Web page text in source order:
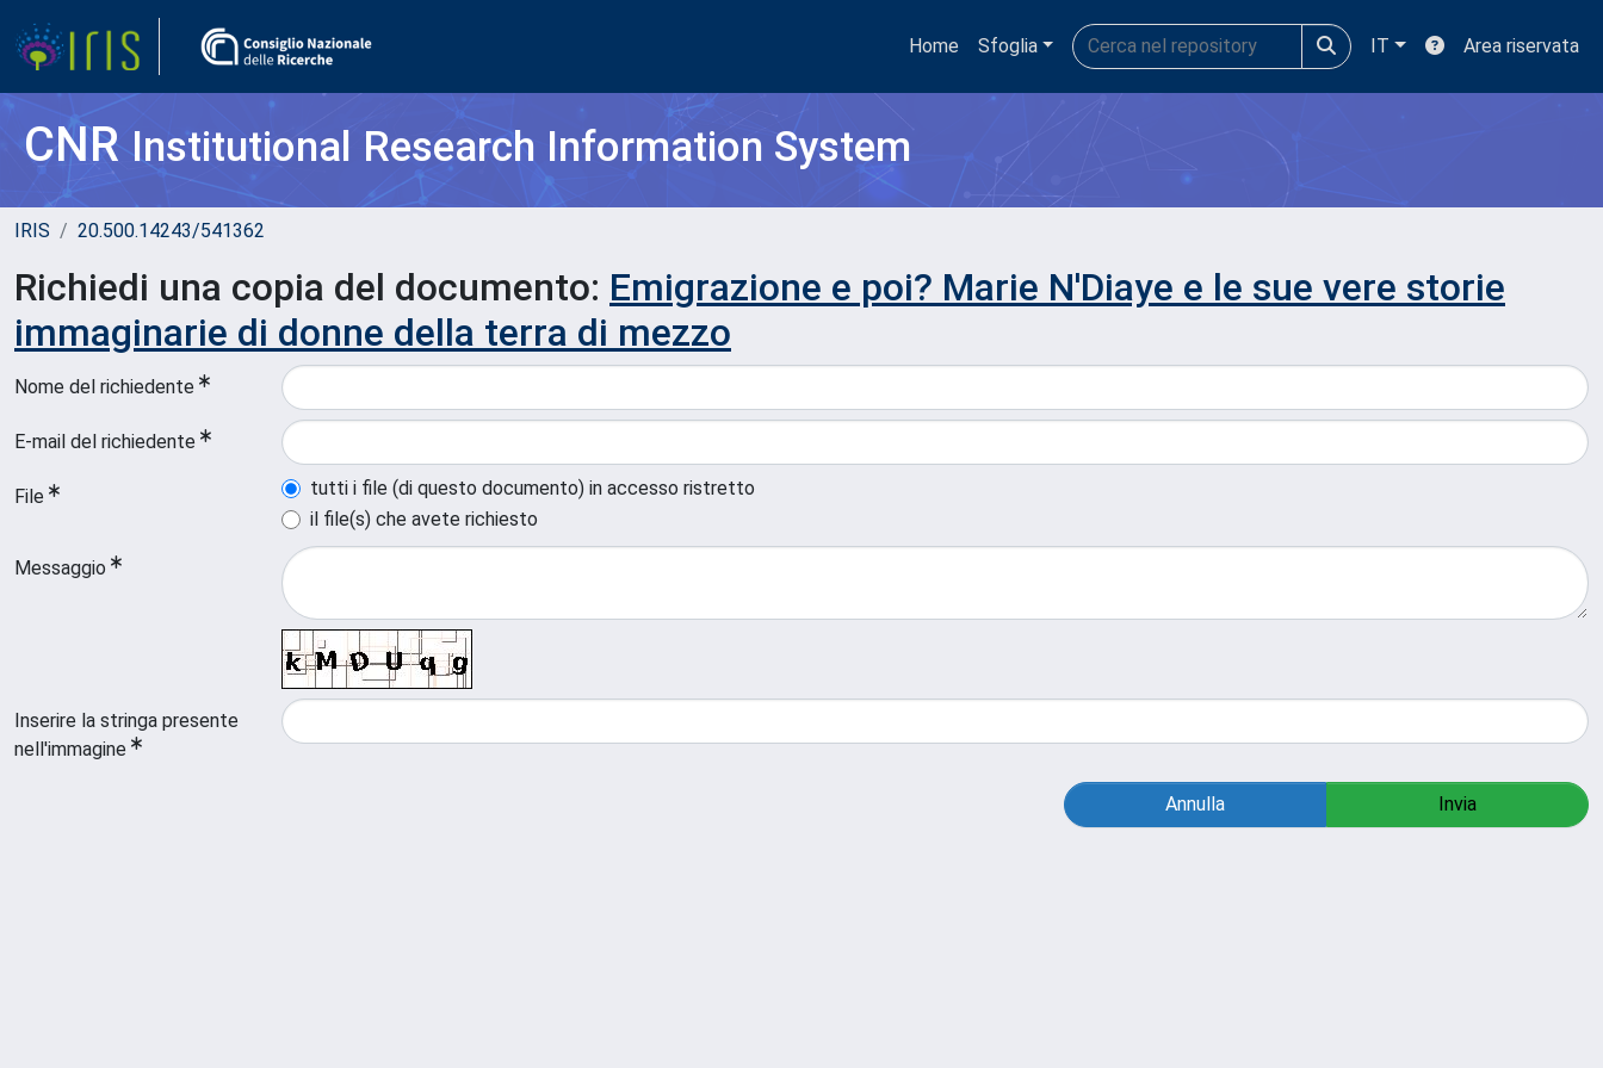
Home Sfoglia IT Area riservata
CNRInstitutional Research Information System
IRIS 20.500.14243/541362
Richiedi una copia del documento: Emigrazione e poi? Marie N'Diaye e le sue vere storie
immaginarie di donne della terra di mezzo
Nome del richiedente
E-mail del richiedente
File
tutti i file (di questo documento) in accesso ristretto
il file(s) che avete richiesto
Messaggio
Inserire la stringa presente
nell'immagine
Annulla Invia